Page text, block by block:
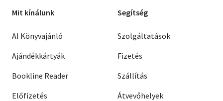
Mit kínálunk
AI Könyvajánló
Ajándékkártyák
Bookline Reader
Előfizetés
Segítség
Szolgáltatások
Fizetés
Szállítás
Átvevőhelyek